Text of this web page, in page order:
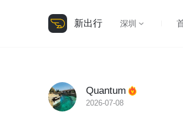
新出行 深圳
Quantum
2026-07-08